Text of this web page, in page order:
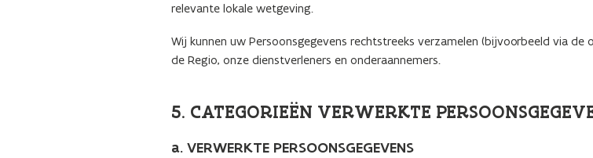
relevante lokale wetgeving.
Wij kunnen uw Persoonsgegevens rechtstreeks verzamelen (bijvoorbeeld via
de Regio, onze dienstverleners en onderaannemers.
5. CATEGORIEËN VERWERKTE
a. VERWERKTE PERSOONSGEGEVENS